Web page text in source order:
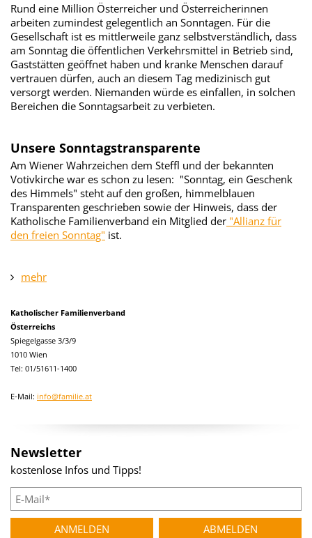
Rund eine Million Österreicher und Österreicherinnen
arbeiten zumindest gelegentlich an Sonntagen. Für die
Gesellschaft ist es mittlerweile ganz selbstverständlich, dass
am Sonntag die öffentlichen Verkehrsmittel in Betrieb sind,
Gaststätten geöffnet haben und kranke Menschen darauf
vertrauen dürfen, auch an diesem Tag medizinisch gut
versorgt werden. Niemanden würde es einfallen, in solchen
Bereichen die Sonntagsarbeit zu verbieten.
Unsere Sonntagstransparente
Am Wiener Wahrzeichen dem Steffl und der bekannten
Votivkirche war es schon zu lesen: "Sonntag, ein Geschenk
des Himmels" steht auf den großen, himmelblauen
Transparenten geschrieben sowie der Hinweis, dass der
Katholische Familienverband ein Mitglied der "Allianz für
den freien Sonntag" ist.
mehr
Katholischer Familienverband
Österreichs
Spiegelgasse 3/3/9
1010 Wien
Tel: 01/51611-1400
E-Mail: info@familie.at
Newsletter
kostenlose Infos und Tipps!